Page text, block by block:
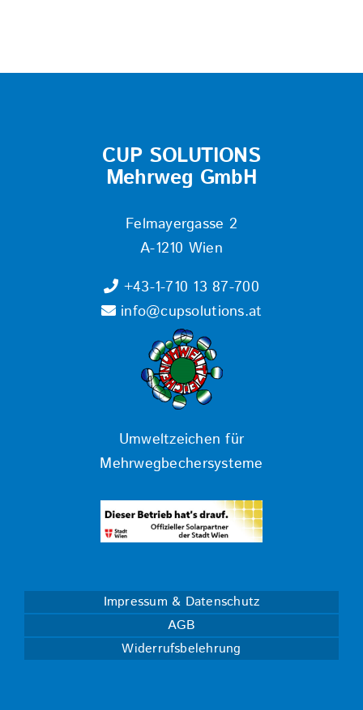
CUP SOLUTIONS
Mehrweg GmbH
Felmayergasse 2
A-1210 Wien
+43-1-710 13 87-700
info@cupsolutions.at
Umweltzeichen für
Mehrwegbechersysteme
Impressum & Datenschutz
AGB
Widerrufsbelehrung